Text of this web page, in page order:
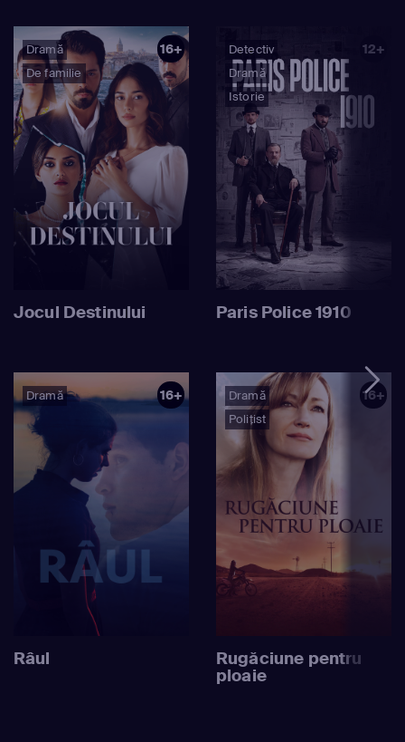
Dramă
De familie
16+
Jocul Destinului
Detectiv
Dramă
Istorie
12+
Paris Police 1910
Dramă 16+
Râul
Dramă
Polițist
16+
Rugăciune pentru
ploaie